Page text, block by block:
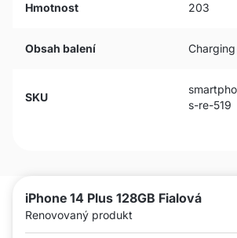
iPhone 14 Plus 128GB Fialová
Renovovaný produkt
Hmotnost 203
Obsah balení
SKU
s-re-519